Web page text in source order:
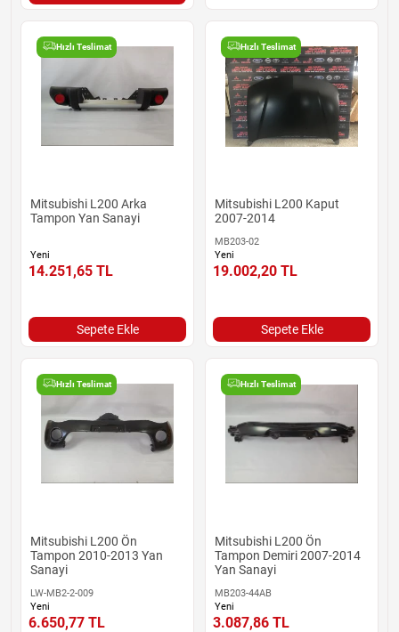
Hızlı Teslimat
Mitsubishi L200 Arka
Tampon Yan Sanayi
Yeni
14.251,65 TL
Sepete Ekle
Hızlı Teslimat
Mitsubishi L200 Kaput
2007-2014
MB203-02
Yeni
19.002,20 TL
Sepete Ekle
Hızlı Teslimat
Mitsubishi L200 Ön
Tampon 2010-2013 Yan
Sanayi
LW-MB2-2-009
Yeni
6.650,77 TL
Hızlı Teslimat
Mitsubishi L200 Ön
Tampon Demiri 2007-2014
Yan Sanayi
MB203-44AB
Yeni
3.087,86 TL